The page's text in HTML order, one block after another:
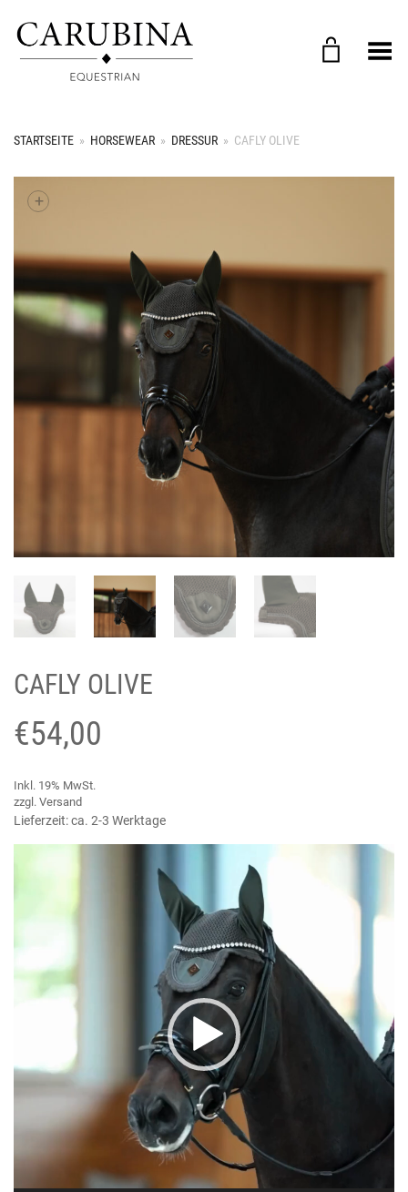
Menü umschalten
STARTSEITE » HORSEWEAR » DRESSUR » CAFLY OLIVE
+
CAFLY OLIVE
€54,00
Inkl. 19% MwSt.
zzgl. Versand
Lieferzeit: ca. 2-3 Werktage